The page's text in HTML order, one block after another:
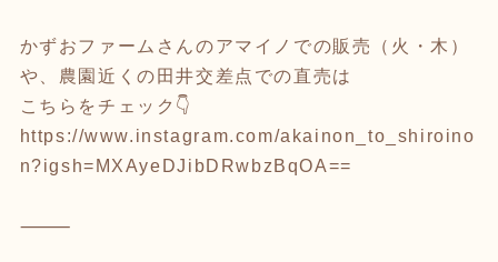
かずおファームさんのアマイノでの販売（火・木）
や、農園近くの田井交差点での直売は
こちらをチェック👇
https://www.instagram.com/akainon_to_shiroino
n?igsh=MXAyeDJibDRwbzBqOA==
⸻